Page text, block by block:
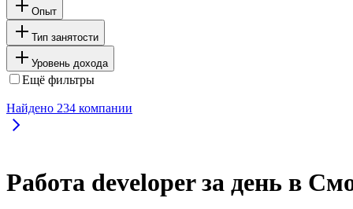
Опыт
Тип занятости
Уровень дохода
Ещё фильтры
Найдено 234 компании
Работа developer за день в